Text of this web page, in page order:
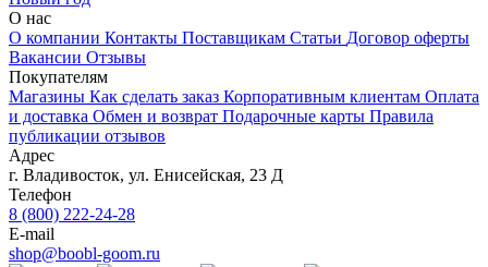
О нас
О компании Контакты Поставщикам Статьи Договор оферты
Вакансии Отзывы
Покупателям
Магазины Как сделать заказ Корпоративным клиентам Оплата
и доставка Обмен и возврат Подарочные карты Правила
публикации отзывов
Адрес
г. Владивосток, ул. Енисейская, 23 Д
Телефон
8 (800) 222-24-28
E-mail
shop@boobl-goom.ru